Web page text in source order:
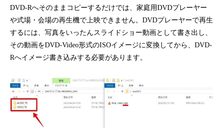
DVD-Rへそのままコピーするだけでは、家庭用DVDプレーヤー
や式場・会場の再生機で上映できません。DVDプレーヤーで再生
するには、写真をいったんスライドショー動画として書き出し、
その動画をDVD-Video形式のISOイメージに変換してから、DVD-
Rへイメージ書き込みする必要があります。